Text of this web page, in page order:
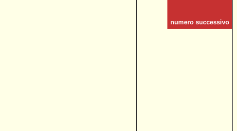
numero successivo